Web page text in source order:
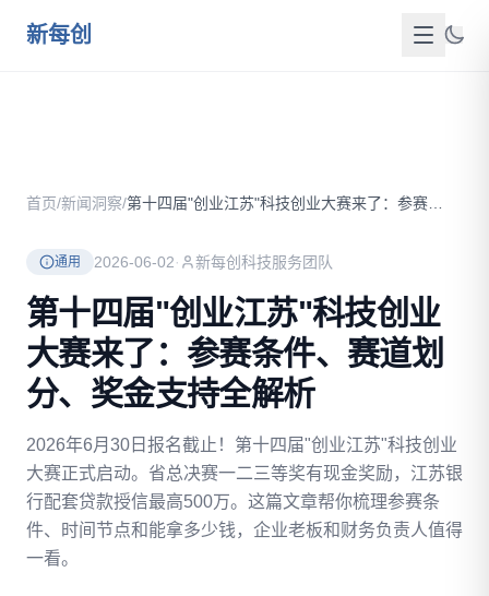
新每创
成功案例
新闻洞察
政策资源
联系我们
拨打 18020275753
首页/新闻洞察/
通用 2026-06-02· 新每创科技服务团队
第十四届"创业江苏"科技创业
大赛来了：参赛条件、赛道划
分、奖金支持全解析
2026年6月30日报名截止！第十四届"创业江苏"科技创业
大赛正式启动。省总决赛一二三等奖有现金奖励，江苏银
行配套贷款授信最高500万。这篇文章帮你梳理参赛条
件、时间节点和能拿多少钱，企业老板和财务负责人值得
一看。